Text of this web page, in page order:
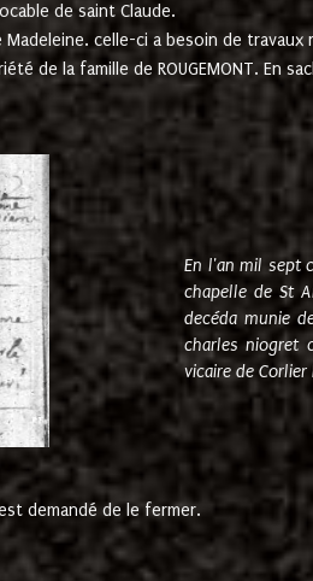
de saint Claude.
celle-ci a besoin de travaux
de la famille de ROUGEMONT. En
En l'an mil sept
chapelle de St
decéda munie
charles niogret
vicaire de Corlier
demandé de le fermer.